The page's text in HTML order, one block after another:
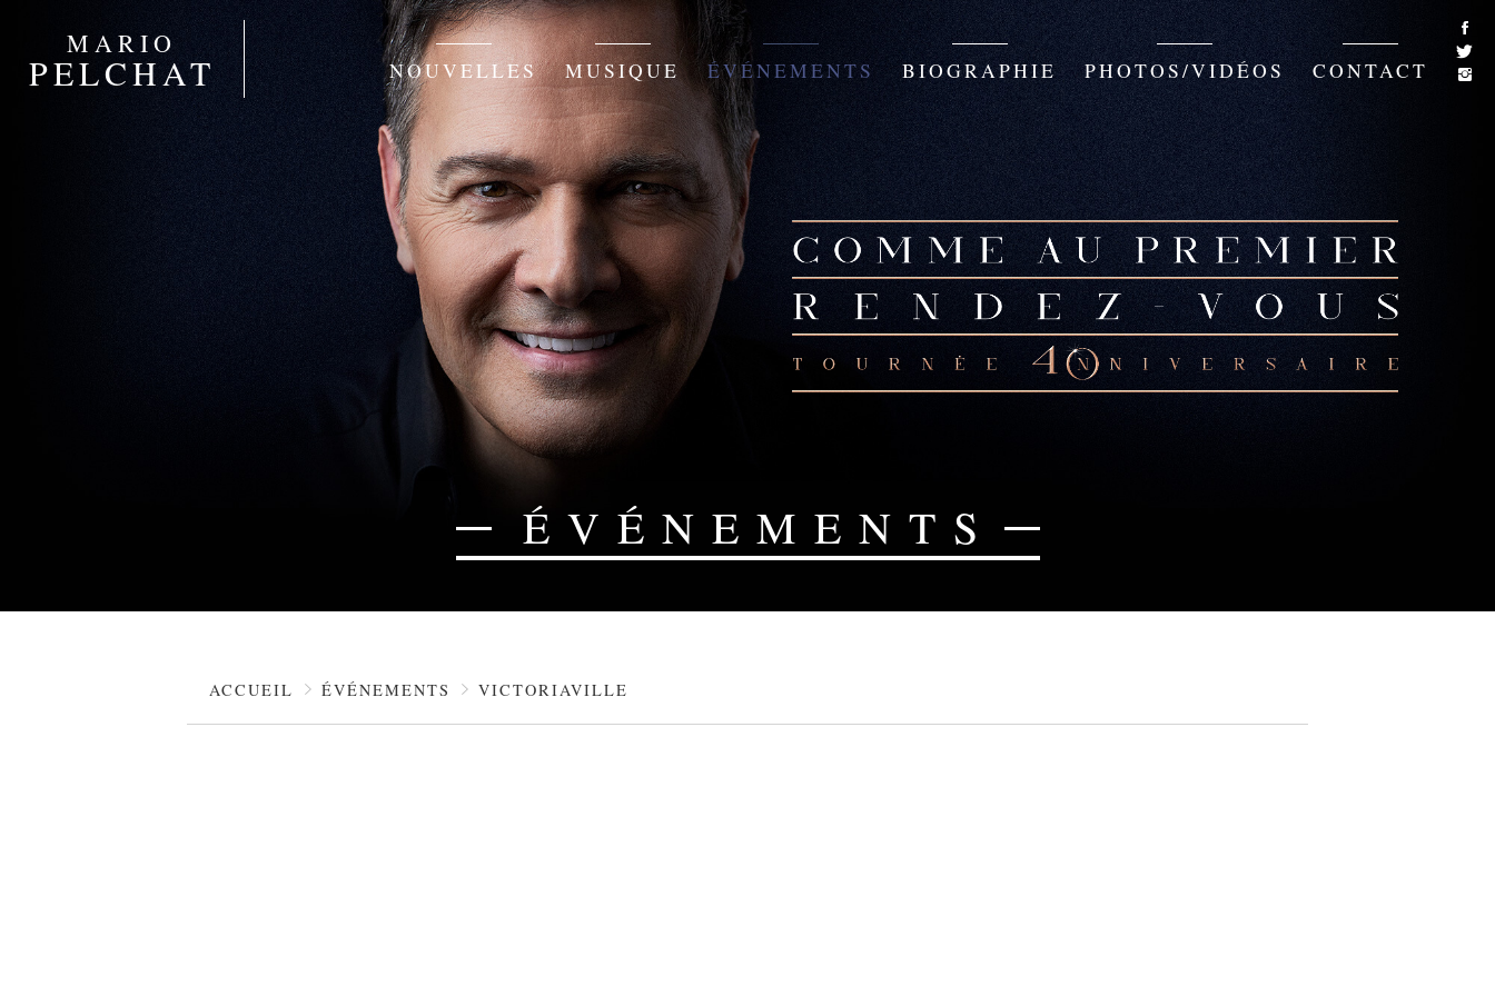
MARIO
PELCHAT NOUVELLES MUSIQUE ÉVÉNEMENTS BIOGRAPHIE PHOTOS/VIDÉOS CONTACT
ÉVÉNEMENTS
ACCUEIL ÉVÉNEMENTS VICTORIAVILLE